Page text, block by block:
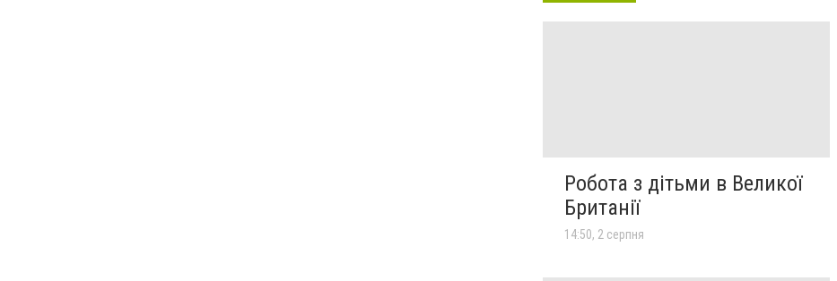
Робота з дітьми в Великої
Британії
14:50, 2 серпня